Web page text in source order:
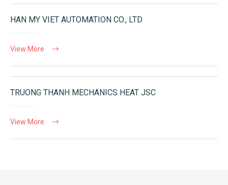
HAN MY VIET AUTOMATION CO., LTD
View More
TRUONG THANH MECHANICS HEAT JSC
View More